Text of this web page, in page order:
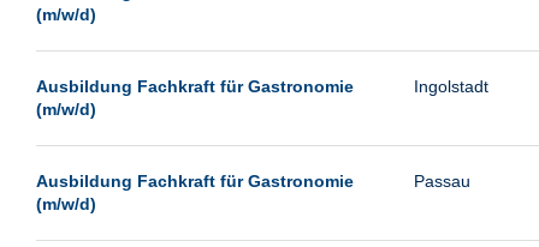
Viernheim
Wetzlar
(m/w/d)
Ausbildung Fachkraft für Gastronomie
(m/w/d)
Ingolstadt
Ausbildung Fachkraft für Gastronomie
(m/w/d)
Passau